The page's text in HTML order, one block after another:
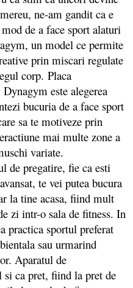
ne-am gandit ca e
de a face sport alaturi
un model ce permite
prin miscari regulate
corp. Placa
este alegerea
bucuria de a face sport
sa te motiveze prin
mai multe zone a
variate.
de pregatire, fie ca esti
te vei putea bucura
la tine acasa, fiind mult
zi intr-o sala de fitness. In
practica sportul preferat
sau urmarind
Aparatul de
si ca pret, fiind la pret de